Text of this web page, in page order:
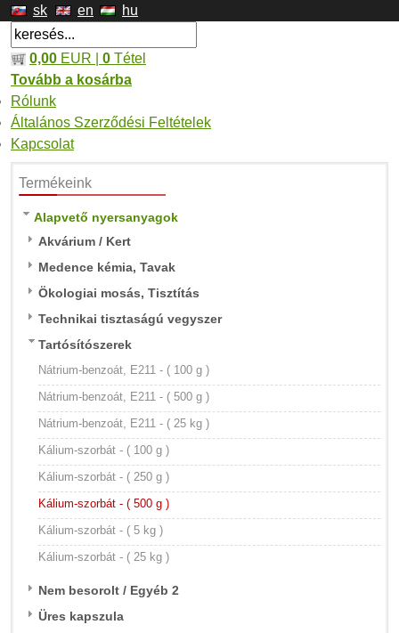
sk en hu
0,00 EUR | 0 Tétel
Tovább a kosárba
Rólunk
Általános Szerződési Feltételek
Kapcsolat
Termékeink
Alapvető nyersanyagok
Akvárium / Kert
Medence kémia, Tavak
Ökologiai mosás, Tisztítás
Technikai tisztaságú vegyszer
Tartósítószerek
Nátrium-benzoát, E211 - ( 100 g )
Nátrium-benzoát, E211 - ( 500 g )
Nátrium-benzoát, E211 - ( 25 kg )
Kálium-szorbát - ( 100 g )
Kálium-szorbát - ( 250 g )
Kálium-szorbát - ( 500 g )
Kálium-szorbát - ( 5 kg )
Kálium-szorbát - ( 25 kg )
Nem besorolt / Egyéb 2
Üres kapszula